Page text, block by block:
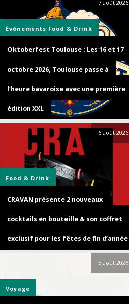
7 août 2026
Événements Food & Drink
Oktoberfest Toulouse : Les 16 et 17
octobre 2026, Toulouse passe à
l’heure bavaroise avec une première
édition XXL
6 août 2026
Food & Drink
CRAVAN présente 2 nouveaux
cocktails en bouteille & son coffret
exclusif pour les fêtes de fin d’année
5 août 2026
Voyage